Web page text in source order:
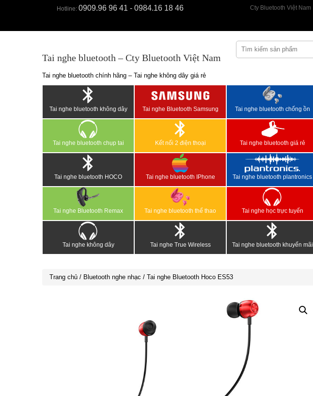
Hotline: 0909.96 96 41 - 0984.16 18 46 Cty Bluetooth Việt Nam
Tai nghe bluetooth – Cty Bluetooth Việt Nam
Tai nghe bluetooth chính hãng – Tai nghe không dây giá rẻ
Tai nghe bluetooth không dây Tai nghe Bluetooth Samsung Tai nghe bluetooth chống ồn
Tai nghe bluetooth chụp tai Kết nối 2 điện thoại Tai nghe bluetooth giá rẻ
Tai nghe bluetooth HOCO Tai nghe bluetooth IPhone Tai nghe bluetooth plantronics
Tai nghe Bluetooth Remax Tai nghe bluetooth thể thao Tai nghe học trực tuyến
Tai nghe không dây Tai nghe True Wireless Tai nghe bluetooth khuyến mãi
Trang chủ / Bluetooth nghe nhạc / Tai nghe Bluetooth Hoco ES53